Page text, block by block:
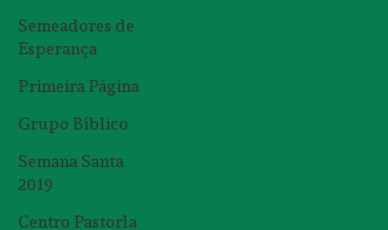
Semeadores de
Esperança
Primeira Página
Grupo Bíblico
Semana Santa
2019
Centro Pastorla